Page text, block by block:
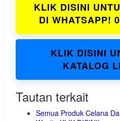
KLIK DISINI
DI WHATSAPP!
KLIK DISINI
KATALOG
Tautan terkait
Semua Produk Celana